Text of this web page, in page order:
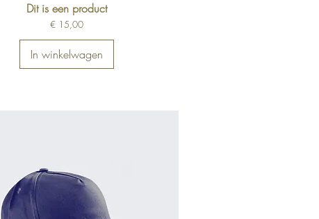
Dit is een product
Prijs
€ 15,00
In winkelwagen